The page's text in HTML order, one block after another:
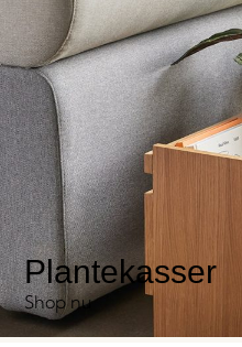
Plantekasser
Shop nu